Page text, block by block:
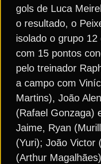
gols de Luca
o resultado, o
isolado o grupo
com 15 pontos
pelo treinador
a campo com
Martins), João
(Rafael Gonzaga)
Jaime, Ryan
(Yuri); João Victor
(Arthur